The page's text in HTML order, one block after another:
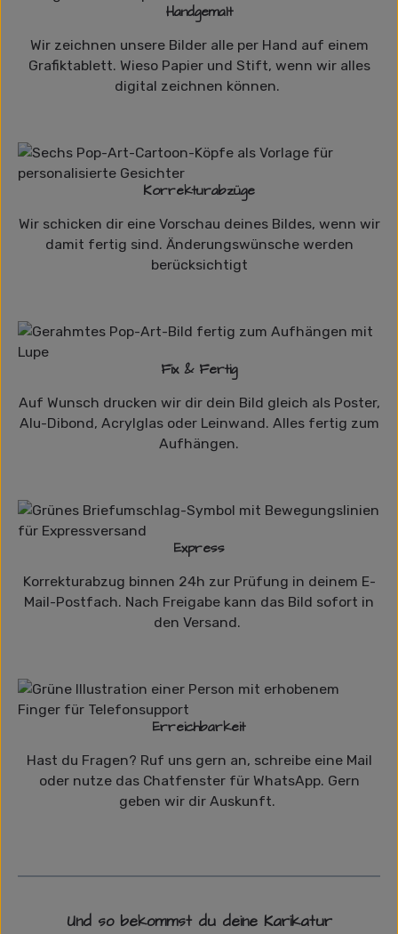
Handgemalt
Wir zeichnen unsere Bilder alle per Hand auf einem
Grafiktablett. Wieso Papier und Stift, wenn wir alles
digital zeichnen können.
Korrekturabzüge
Wir schicken dir eine Vorschau deines Bildes, wenn wir
damit fertig sind. Änderungswünsche werden
berücksichtigt
Fix & Fertig
Auf Wunsch drucken wir dir dein Bild gleich als Poster,
Alu-Dibond, Acrylglas oder Leinwand. Alles fertig zum
Aufhängen.
Express
Korrekturabzug binnen 24h zur Prüfung in deinem E-
Mail-Postfach. Nach Freigabe kann das Bild sofort in
den Versand.
Erreichbarkeit
Hast du Fragen? Ruf uns gern an, schreibe eine Mail
oder nutze das Chatfenster für WhatsApp. Gern
geben wir dir Auskunft.
Und so bekommst du deine Karikatur